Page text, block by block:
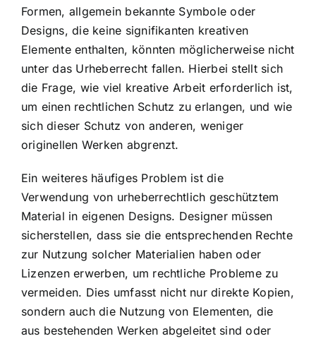
Formen, allgemein bekannte Symbole oder
Designs, die keine signifikanten kreativen
Elemente enthalten, könnten möglicherweise nicht
unter das Urheberrecht fallen. Hierbei stellt sich
die Frage, wie viel kreative Arbeit erforderlich ist,
um einen rechtlichen Schutz zu erlangen, und wie
sich dieser Schutz von anderen, weniger
originellen Werken abgrenzt.
Ein weiteres häufiges Problem ist die
Verwendung von urheberrechtlich geschütztem
Material in eigenen Designs. Designer müssen
sicherstellen, dass sie die entsprechenden Rechte
zur Nutzung solcher Materialien haben oder
Lizenzen erwerben, um rechtliche Probleme zu
vermeiden. Dies umfasst nicht nur direkte Kopien,
sondern auch die Nutzung von Elementen, die
aus bestehenden Werken abgeleitet sind oder